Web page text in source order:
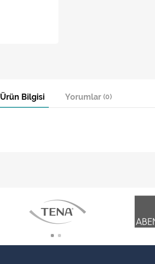
Ürün Bilgisi Yorumlar (0)